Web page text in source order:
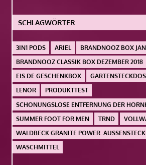
SCHLAGWÖRTER
3IN1 PODS ARIEL
BRANDNOOZ BOX
BRANDNOOZ CLASSIK BOX DEZEMBER 2018
EIS.DE GESCHENKBOX
LENOR
PRODUKTTEST
SCHONUNGSLOSE ENTFERNUNG DER
SUMMER FOOT FOR MEN
TRND
WALDBECK GRANITE POWER.
WASCHMITTEL